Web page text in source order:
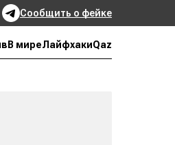
Сообщить о фейке
В миреЛайфхакиQaz